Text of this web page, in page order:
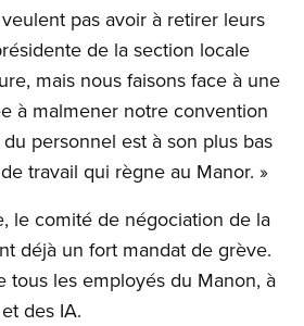
pas avoir à retirer leurs
de la section locale
mais nous faisons face à une
à malmener notre convention
personnel est à son plus bas
travail qui règne au Manor. »
le comité de négociation de la
déjà un fort mandat de grève.
tous les employés du Manon, à
des IA.